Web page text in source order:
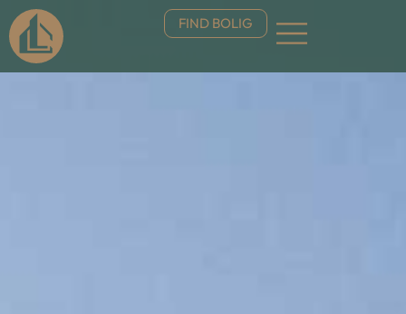
FIND BOLIG